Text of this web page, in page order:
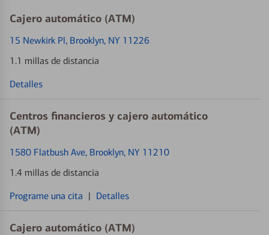
Cajero automático (ATM)
15 Newkirk Pl, Brooklyn, NY 11226
1.1 millas de distancia
Detalles
Centros financieros y cajero automático
(ATM)
1580 Flatbush Ave, Brooklyn, NY 11210
1.4 millas de distancia
Programe una cita | Detalles
Cajero automático (ATM)